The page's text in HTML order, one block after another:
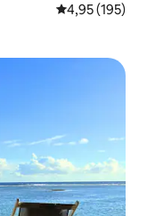
Évaluation
4,95 (195)